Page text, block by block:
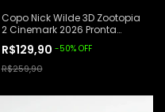
Copo Nick Wilde 3D Zootopia
2 Cinemark 2026 Pronta
R$129,90 -50% OFF
R$259,90